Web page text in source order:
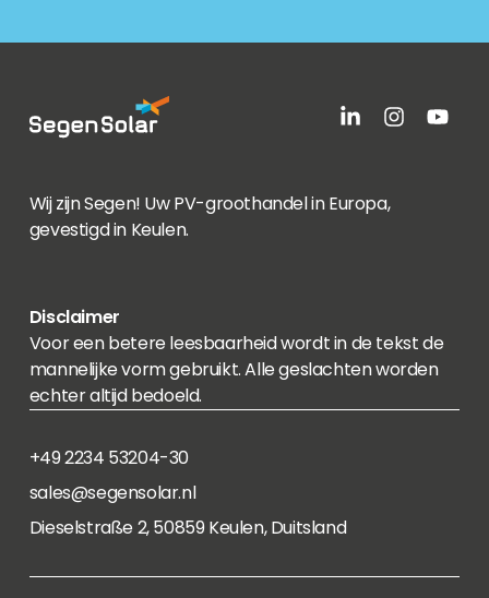
Wij zijn Segen! Uw PV-groothandel in Europa,
gevestigd in Keulen.
Disclaimer
Voor een betere leesbaarheid wordt in de tekst de
mannelijke vorm gebruikt. Alle geslachten worden
echter altijd bedoeld.
+49 2234 53204-30
sales@segensolar.nl
Dieselstraße 2, 50859 Keulen, Duitsland